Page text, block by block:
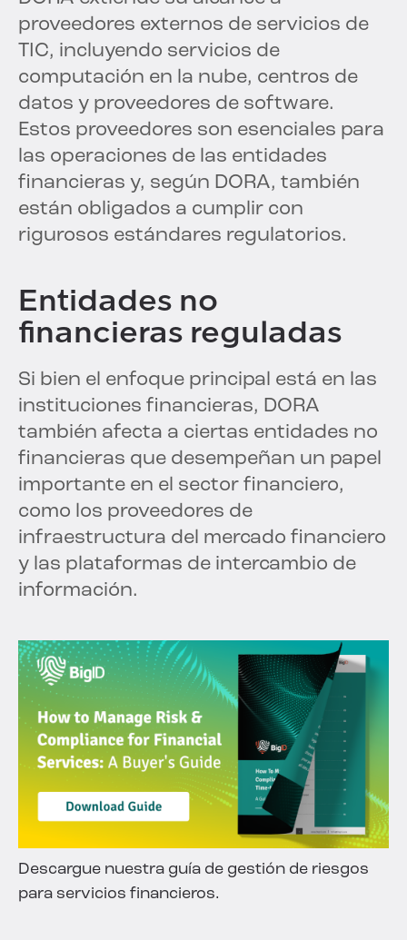
proveedores externos de servicios de
TIC, incluyendo servicios de
computación en la nube, centros de
datos y proveedores de software.
Estos proveedores son esenciales para
las operaciones de las entidades
financieras y, según DORA, también
están obligados a cumplir con
rigurosos estándares regulatorios.
Entidades no
financieras reguladas
Si bien el enfoque principal está en las
instituciones financieras, DORA
también afecta a ciertas entidades no
financieras que desempeñan un papel
importante en el sector financiero,
como los proveedores de
infraestructura del mercado financiero
y las plataformas de intercambio de
información.
Descargue nuestra guía de gestión de riesgos
para servicios financieros.